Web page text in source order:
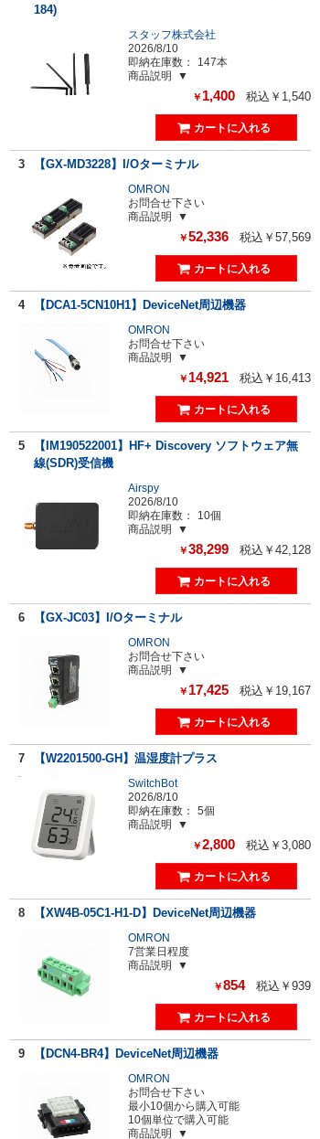
184)
スタッフ株式会社
2026/8/10
即納在庫数：
147本
商品説明
￥ 1,400 税込￥1,540
3 【GX-MD3228】I/Oターミナル
OMRON
お問合せ下さい
商品説明
￥52,336 税込￥57,569
4 【DCA1-5CN10H1】DeviceNet周辺機器
OMRON
お問合せ下さい
商品説明
￥ 14,921 税込￥16,413
5
【IM190522001】HF+ Discovery ソフトウェア無
線(SDR)受信機
Airspy
2026/8/10
即納在庫数：
10個
商品説明
￥38,299 税込￥42,128
6 【GX-JC03】I/Oターミナル
OMRON
お問合せ下さい
商品説明
￥ 17,425 税込￥19,167
7 【W2201500-GH】温湿度計プラス
SwitchBot
2026/8/10
即納在庫数：
5個
商品説明
￥2,800 税込￥3,080
8 【XW4B-05C1-H1-D】DeviceNet周辺機器
OMRON
7営業日程度
商品説明
￥854 税込￥939
9 【DCN4-BR4】DeviceNet周辺機器
OMRON
お問合せ下さい
最小10個から購入可能
10個単位で購入可能
商品説明